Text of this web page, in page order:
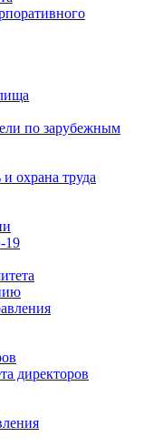
по зарубежным
охрана труда
директоров